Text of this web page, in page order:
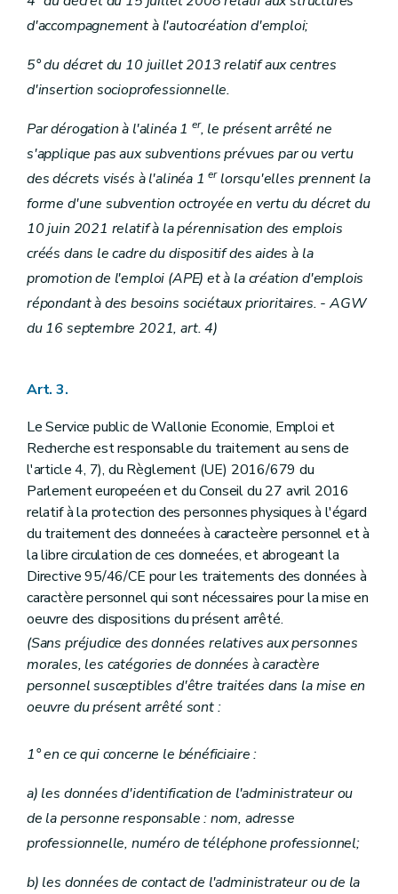
d'accompagnement à l'autocréation d'emploi;
5° du décret du 10 juillet 2013 relatif aux centres
d'insertion socioprofessionnelle.
Par dérogation à l'alinéa 1 er, le présent arrêté ne
s'applique pas aux subventions prévues par ou vertu
des décrets visés à l'alinéa 1erlorsqu'elles prennent la
forme d'une subvention octroyée en vertu du décret du
10 juin 2021 relatif à la pérennisation des emplois
créés dans le cadre du dispositif des aides à la
promotion de l'emploi (APE) et à la création d'emplois
répondant à des besoins sociétaux prioritaires. - AGW
du 16 septembre 2021, art. 4)
Art. 3.
Le Service public de Wallonie Economie, Emploi et
Recherche est responsable du traitement au sens de
l'article 4, 7), du Règlement (UE) 2016/679 du
Parlement europeéen et du Conseil du 27 avril 2016
relatif à la protection des personnes physiques à l'égard
du traitement des donneées à caracteère personnel et à
la libre circulation de ces donneées, et abrogeant la
Directive 95/46/CE pour les traitements des données à
caractère personnel qui sont nécessaires pour la mise en
oeuvre des dispositions du présent arrêté.
(Sans préjudice des données relatives aux personnes
morales, les catégories de données à caractère
personnel susceptibles d'être traitées dans la mise en
oeuvre du présent arrêté sont :
1° en ce qui concerne le bénéficiaire :
a) les données d'identification de l'administrateur ou
de la personne responsable : nom, adresse
professionnelle, numéro de téléphone professionnel;
b) les données de contact de l'administrateur ou de la